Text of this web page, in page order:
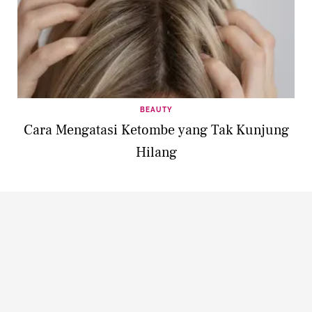
BEAUTY
Cara Mengatasi Ketombe yang Tak Kunjung
Hilang